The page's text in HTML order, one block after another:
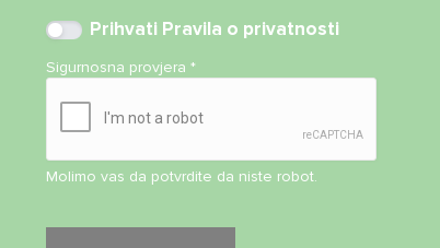
Prihvati Pravila o privatnosti
Sigurnosna provjera*
Molimo vas da potvrdite da niste robot.